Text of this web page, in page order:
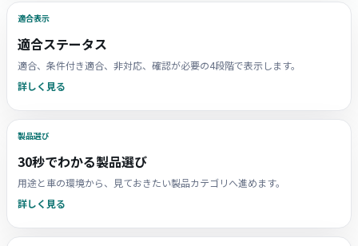
適合表示
適合ステータス
適合、条件付き適合、非対応、確認が必要の4段階で表示します。
詳しく見る
製品選び
30秒でわかる製品選び
用途と車の環境から、見ておきたい製品カテゴリへ進めます。
詳しく見る